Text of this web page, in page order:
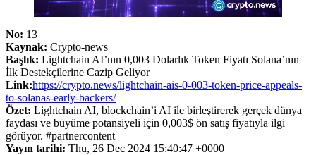
No: 13
Kaynak: Crypto-news
Başlık: Lightchain AI’nın 0,003 Dolarlık Token Fiyatı Solana’nın
İlk Destekçilerine Cazip Geliyor
Link:https://crypto.news/lightchain-ais-0-003-token-price-appeals-
to-solanas-early-backers/
Özet: Lightchain AI, blockchain’i AI ile birleştirerek gerçek dünya
faydası ve büyüme potansiyeli için 0,003$ ön satış fiyatıyla ilgi
görüyor. #partnercontent
Yayın tarihi: Thu, 26 Dec 2024 15:40:47 +0000